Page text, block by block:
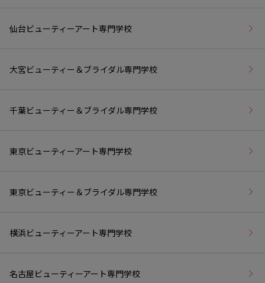
仙台ビューティーアート専門学校
大宮ビューティー＆ブライダル専門学校
千葉ビューティー＆ブライダル専門学校
東京ビューティーアート専門学校
東京ビューティー＆ブライダル専門学校
横浜ビューティーアート専門学校
名古屋ビューティーアート専門学校